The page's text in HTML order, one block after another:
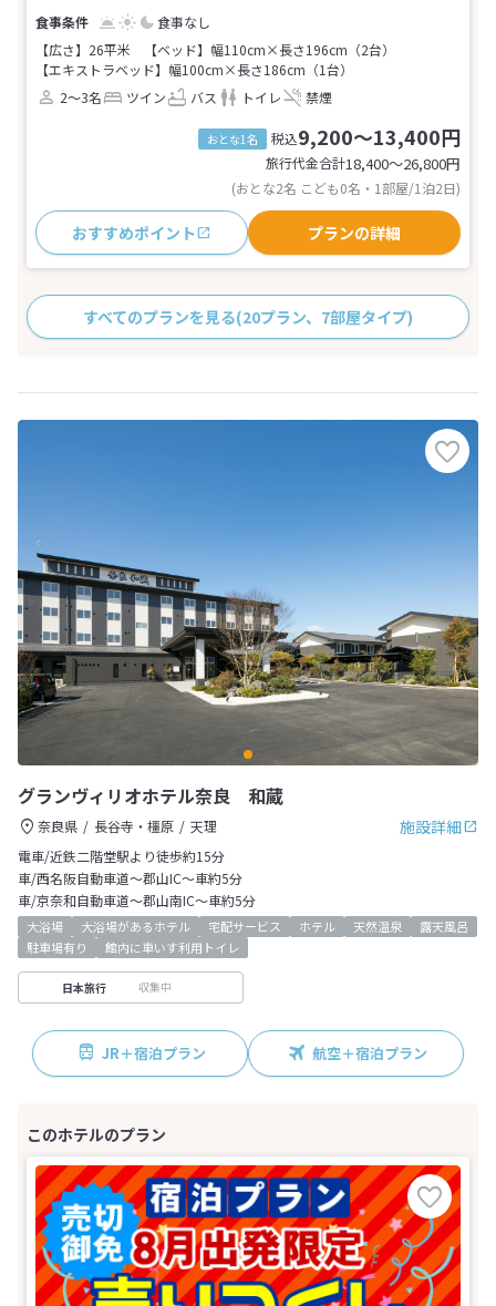
食事なし
【広さ】26平米
【ベッド】幅110cm×長さ196cm（2台）
【エキストラベッド】幅100cm×長さ186cm（1台）
2～3名
ツイン バス トイレ 禁煙
おとな1名 税込9,200～13,400円
旅行代金合計18,400〜26,800円
(おとな2名 こども0名・1部屋/1泊2日)
おすすめポイント プランの詳細
すべてのプランを見る(20プラン、7部屋タイプ)
グランヴィリオホテル奈良 和蔵
施設詳細
奈良県 長谷寺・橿原
天理
電車/近鉄二階堂駅より徒歩約15分
車/西名阪自動車道～郡山IC～車約5分
車/京奈和自動車道～郡山南IC～車約5分
大浴場 大浴場があるホテル 宅配サービス ホテル 天然温泉
露天風呂
駐車場有り
館内に車いす利用トイレ
日本旅行 収集中
JR＋宿泊プラン 航空＋宿泊プラン